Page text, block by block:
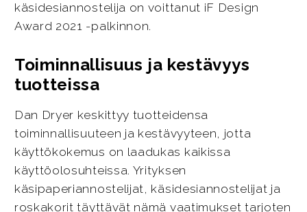
käsidesiannostelija on voittanut iF Design
Award 2021 -palkinnon.
Toiminnallisuus ja kestävyys
tuotteissa
Dan Dryer keskittyy tuotteidensa
toiminnallisuuteen ja kestävyyteen, jotta
käyttökokemus on laadukas kaikissa
käyttöolosuhteissa. Yrityksen
käsipaperiannostelijat, käsidesiannostelijat ja
roskakorit täyttävät nämä vaatimukset tarjoten